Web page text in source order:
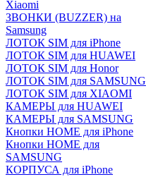
Xiaomi
ЗВОНКИ (BUZZER) на
Samsung
ЛОТОК SIM для iPhone
ЛОТОК SIM для HUAWEI
ЛОТОК SIM для Honor
ЛОТОК SIM для SAMSUNG
ЛОТОК SIM для XIAOMI
КАМЕРЫ для HUAWEI
КАМЕРЫ для SAMSUNG
Кнопки HOME для iPhone
Кнопки HOME для
SAMSUNG
КОРПУСА для iPhone